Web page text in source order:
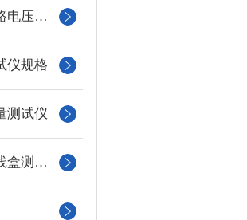
电流互感器开路电压测试仪
仪规格
测试仪
太阳能光伏接线盒测试仪